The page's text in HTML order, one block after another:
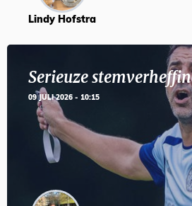
Lindy Hofstra
Serieuze
09 JULI 2026 - 10:15